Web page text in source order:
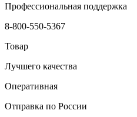
Профессиональная поддержка
8-800-550-5367
Товар
Лучшего качества
Оперативная
Отправка по России